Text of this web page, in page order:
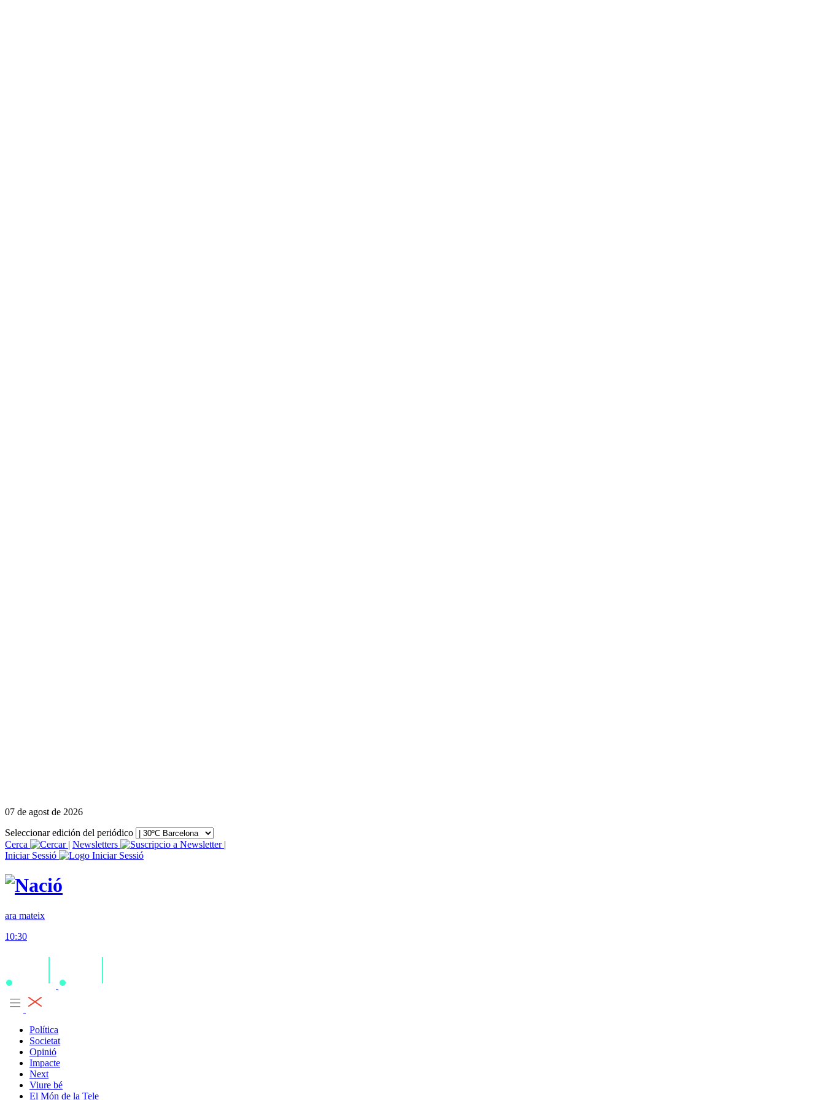
07 de agost de 2026
Seleccionar edición del periódico
Cerca
| Newsletters
|
Iniciar Sessió
ara mateix
10:30
Política
Societat
Opinió
Impacte
Next
Viure bé
El Món de la Tele